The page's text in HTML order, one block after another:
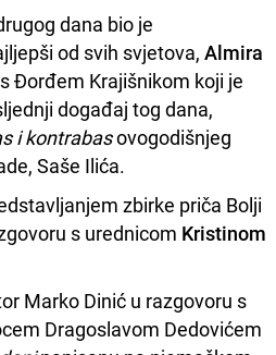
dana bio je
od svih svjetova, Almira
Đorđem Krajišnikom koji je
događaj tog dana,
i kontrabasovogodišnjeg
Saše Ilića.
zbirke priča Bolji
s urednicom Kristinom
Marko Dinić u razgovoru s
Dragoslavom Dedovićem